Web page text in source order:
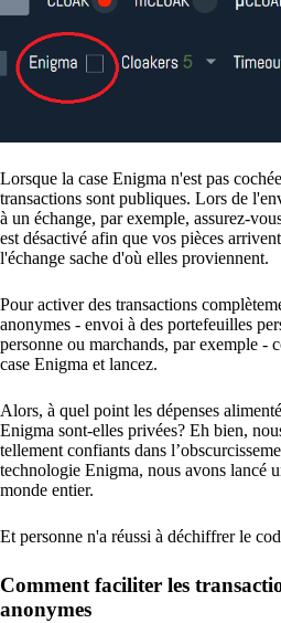
Lorsque la case Enigma n'est pas
transactions sont publiques. Lors de
à un échange, par exemple, assurez-
est désactivé afin que vos pièces
l'échange sache d'où elles proviennent.
Pour activer des transactions
anonymes - envoi à des portefeuilles
personne ou marchands, par exemple -
case Enigma et lancez.
Alors, à quel point les dépenses
Enigma sont-elles privées? Eh bien,
tellement confiants dans
technologie Enigma, nous avons lancé
monde entier.
Et personne n'a réussi à déchiffrer le
Comment faciliter les
anonymes